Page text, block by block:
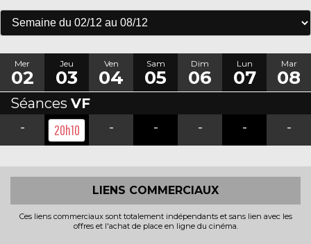
Mer
02
Jeu
03
Ven
04
Sam
05
Dim
06
Lun
07
Mar
08
Séances VF
-
20h10 - - - - -
LIENS COMMERCIAUX
Ces liens commerciaux sont totalement indépendants et sans lien avec les
offres et l'achat de place en ligne du cinéma.